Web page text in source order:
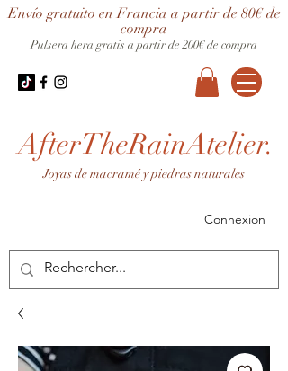
AfterTheRainAtelier.
Joyas de macramé y piedras naturales
Connexion
Envío gratuito en Francia a partir de 80€ de
compra
Pulsera hera gratis a partir de 200€ de compra